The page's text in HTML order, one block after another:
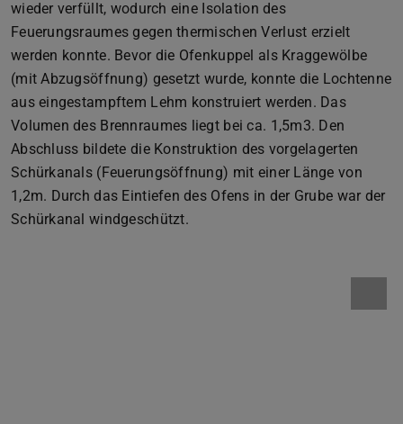
wieder verfüllt, wodurch eine Isolation des
Feuerungsraumes gegen thermischen Verlust erzielt
werden konnte. Bevor die Ofenkuppel als Kraggewölbe
(mit Abzugsöffnung) gesetzt wurde, konnte die Lochtenne
aus eingestampftem Lehm konstruiert werden. Das
Volumen des Brennraumes liegt bei ca. 1,5m3. Den
Abschluss bildete die Konstruktion des vorgelagerten
Schürkanals (Feuerungsöffnung) mit einer Länge von
1,2m. Durch das Eintiefen des Ofens in der Grube war der
Schürkanal windgeschützt.